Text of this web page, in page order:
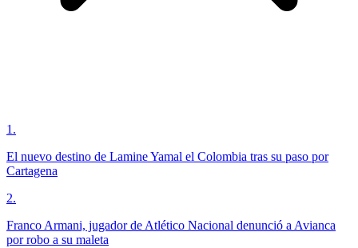
1 .
El nuevo destino de Lamine Yamal el Colombia tras su paso por
Cartagena
2.
Franco Armani, jugador de Atlético Nacional denunció a Avianca
por robo a su maleta